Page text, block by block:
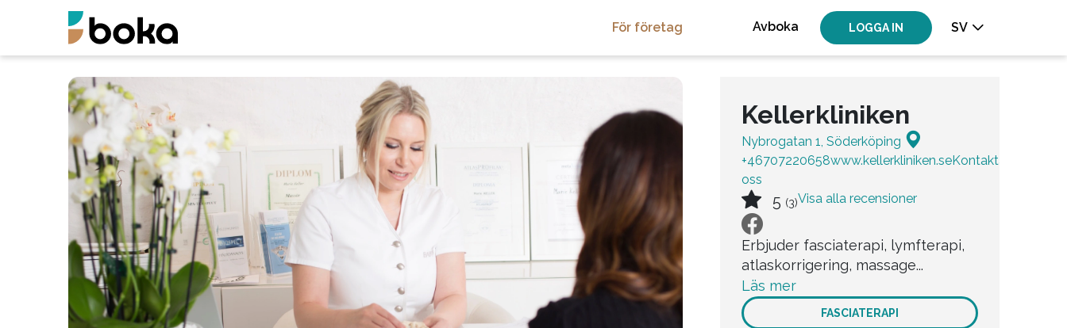
För företag Avboka LOGGA IN SV
Kellerkliniken
Nybrogatan 1, Söderköping
+46707220658www.kellerkliniken.seKontakta
oss
5 (3)Visa alla recensioner
Erbjuder fasciaterapi, lymfterapi,
atlaskorrigering, massage...
Läs mer
FASCIATERAPI